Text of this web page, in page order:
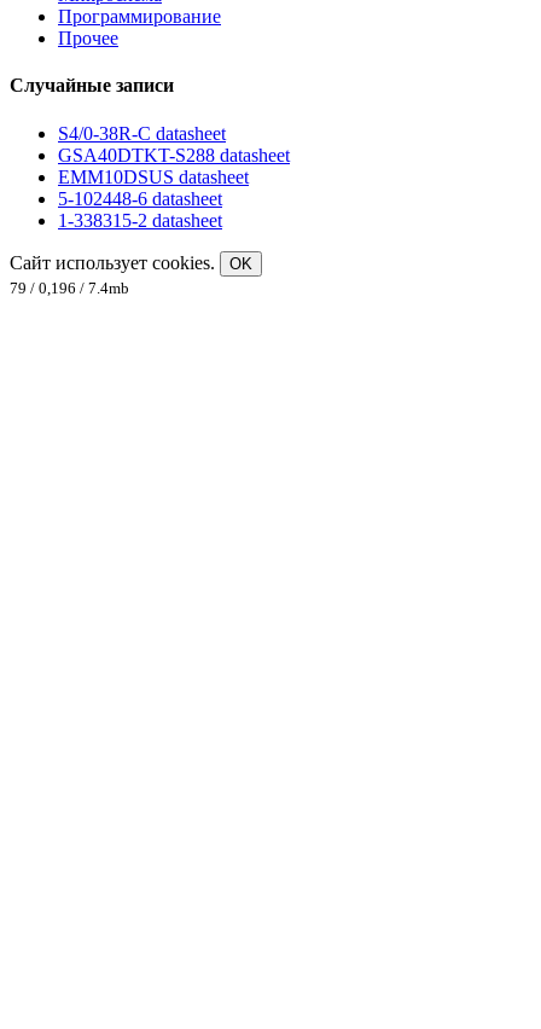
Программирование
Прочее
Случайные записи
S4/0-38R-C datasheet
GSA40DTKT-S288 datasheet
EMM10DSUS datasheet
5-102448-6 datasheet
1-338315-2 datasheet
Сайт использует cookies.
OK
79 / 0,196 / 7.4mb